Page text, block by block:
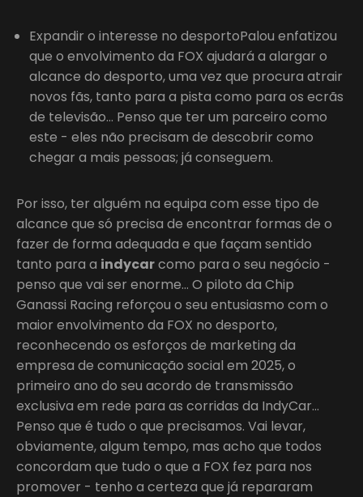
Expandir o interesse no desportoPalou enfatizou
que o envolvimento da FOX ajudará a alargar o
alcance do desporto, uma vez que procura atrair
novos fãs, tanto para a pista como para os ecrãs
de televisão… Penso que ter um parceiro como
este - eles não precisam de descobrir como
chegar a mais pessoas; já conseguem.
Por isso, ter alguém na equipa com esse tipo de
alcance que só precisa de encontrar formas de o
fazer de forma adequada e que façam sentido
tanto para a indycarcomo para o seu negócio -
penso que vai ser enorme… O piloto da Chip
Ganassi Racing reforçou o seu entusiasmo com o
maior envolvimento da FOX no desporto,
reconhecendo os esforços de marketing da
empresa de comunicação social em 2025, o
primeiro ano do seu acordo de transmissão
exclusiva em rede para as corridas da IndyCar…
Penso que é tudo o que precisamos. Vai levar,
obviamente, algum tempo, mas acho que todos
concordam que tudo o que a FOX fez para nos
promover - tenho a certeza que já repararam